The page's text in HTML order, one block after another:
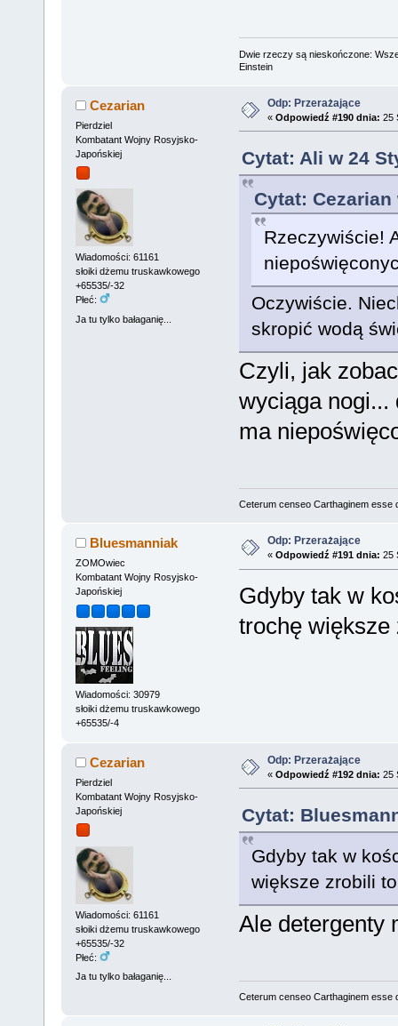
Dwie rzeczy są nieskończone:
Einstein
Cezarian
Pierdziel
Kombatant Wojny Rosyjsko-
Japońskiej
Wiadomości: 61161
słoiki dżemu truskawkowego
+65535/-32
Płeć:
Ja tu tylko bałaganię...
Odp: Przerażające
« Odpowiedź #190 dnia: 25
Cytat: Ali w 24
Cytat: Cezarian
Rzeczywiście!
Oczywiście.
skropić wodą
Czyli, jak
wyciąga nogi...
ma
Ceterum censeo Carthaginem esse
Bluesmanniak
ZOMOwiec
Kombatant Wojny Rosyjsko-
Japońskiej
Wiadomości: 30979
słoiki dżemu truskawkowego
+65535/-4
Odp: Przerażające
« Odpowiedź #191 dnia: 25
Gdyby tak w
trochę większe
Cezarian
Pierdziel
Kombatant Wojny Rosyjsko-
Japońskiej
Wiadomości: 61161
słoiki dżemu truskawkowego
+65535/-32
Płeć:
Ja tu tylko bałaganię...
Odp: Przerażające
« Odpowiedź #192 dnia: 25
Cytat:
Gdyby tak w
większe zrobili
Ale detergenty
Ceterum censeo Carthaginem esse